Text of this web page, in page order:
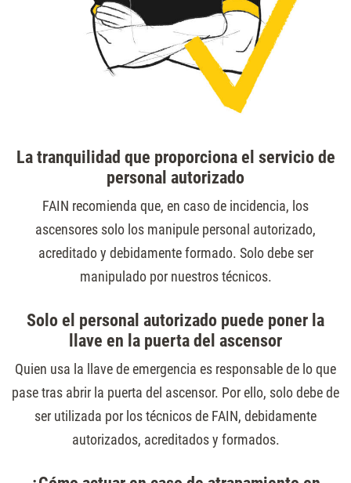
La tranquilidad que proporciona el servicio de
personal autorizado
FAIN recomienda que, en caso de incidencia, los
ascensores solo los manipule personal autorizado,
acreditado y debidamente formado. Solo debe ser
manipulado por nuestros técnicos.
Solo el personal autorizado puede poner la
llave en la puerta del ascensor
Quien usa la llave de emergencia es responsable de lo que
pase tras abrir la puerta del ascensor. Por ello, solo debe de
ser utilizada por los técnicos de FAIN, debidamente
autorizados, acreditados y formados.